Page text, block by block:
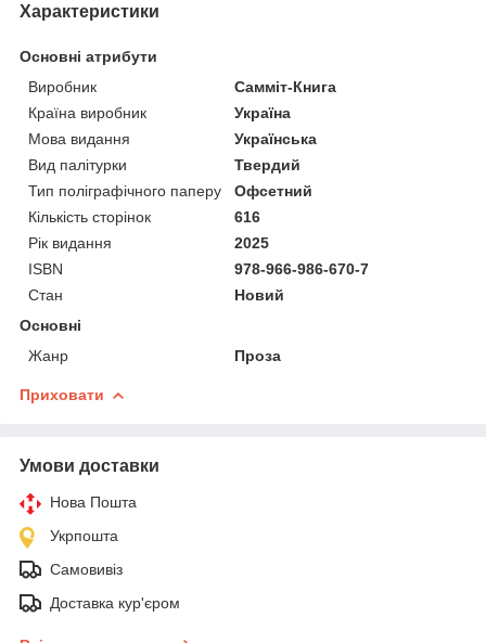
Характеристики
Основні атрибути
Виробник
Самміт-Книга
Країна виробник
Україна
Мова видання
Українська
Вид палітурки
Твердий
Тип поліграфічного паперу
Офсетний
Кількість сторінок
616
Рік видання
2025
ISBN
978-966-986-670-7
Стан
Новий
Основні
Жанр
Проза
Приховати
Умови доставки
Нова Пошта
Укрпошта
Самовивіз
Доставка кур'єром